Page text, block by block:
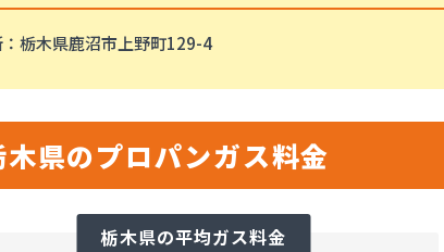
：栃木県鹿沼市上野町129-4
木県のプロパンガス料金
栃木県の平均ガス料金